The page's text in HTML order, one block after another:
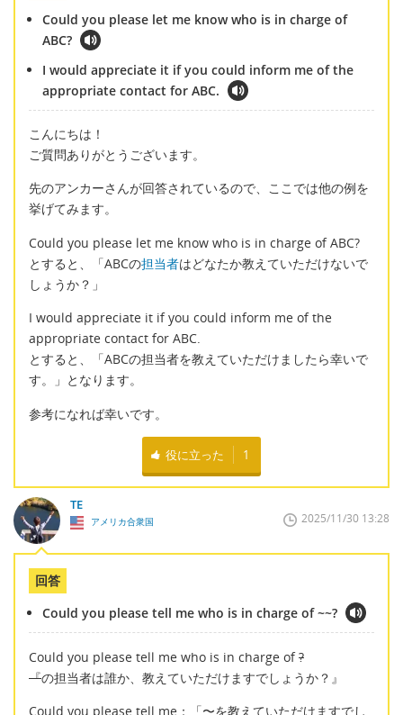
Could you please let me know who is in charge of
ABC?
I would appreciate it if you could inform me of the
appropriate contact for ABC.
こんにちは！
ご質問ありがとうございます。
先のアンカーさんが回答されているので、ここでは他の例を
挙げてみます。
Could you please let me know who is in charge of ABC?
とすると、「ABCの担当者はどなたか教えていただけないで
しょうか？」
I would appreciate it if you could inform me of the
appropriate contact for ABC.
とすると、「ABCの担当者を教えていただけましたら幸いで
す。」となります。
参考になれば幸いです。
役に立った 1
TE
アメリカ合衆国 2025/11/30 13:28
回答
Could you please tell me who is in charge of ~~?
Could you please tell me who is in charge of?
『の担当者は誰か、教えていただけますでしょうか？』
Could you please tell me：「〜を教えていただけますでし